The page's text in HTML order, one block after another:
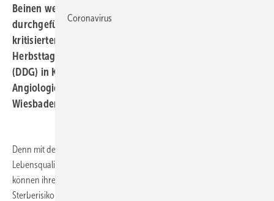
Beinen werden bei einem diabetischen Fußsyndrom
durchgeführt. Diese Zahl ist jedoch deutlich zu hoch,
kritisierten Diabetologen und Angiologen auf der 116.
Herbsttagung der Deutschen Diabetes Gesellschaft
(DDG) in Kooperation mit der Deutschen Gesellschaft für
Angiologie (DGA) vom 24. bis 26. November 2022 in
Wiesbaden.
Denn mit dem Verlust des Körperteils ist mit Einschränkungen der
Lebensqualität und auch der Lebenszeit zu rechnen; Betroffene
können ihren Alltag nicht mehr selbstständig bewältigen und auch ihr
Sterberisiko ist mit über 50 Prozent fünf Jahre nach Amputation
Coronavirus